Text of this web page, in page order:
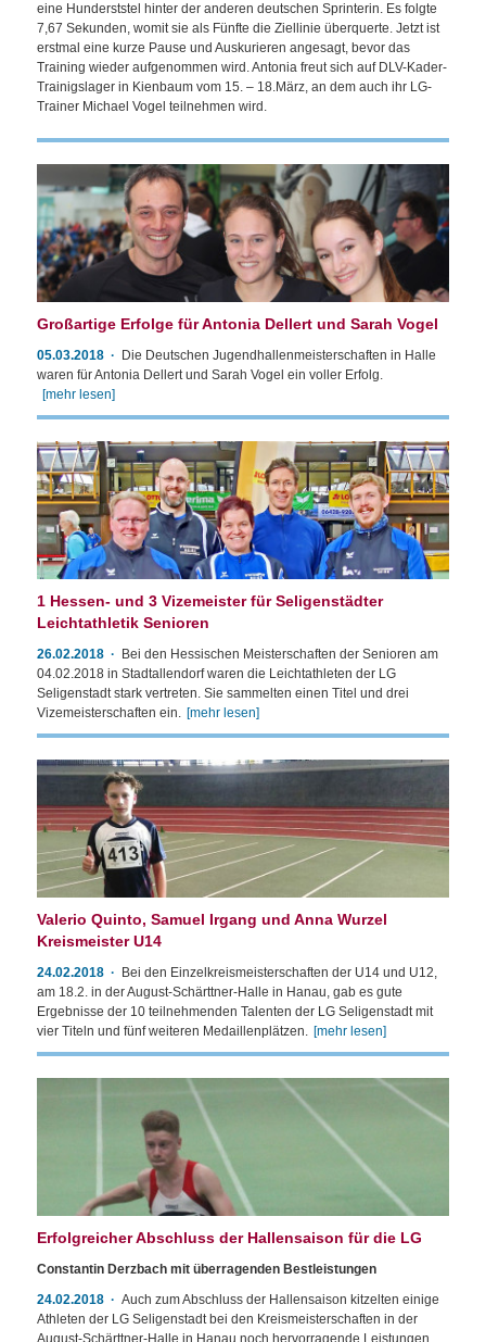
eine Hunderststel hinter der anderen deutschen Sprinterin. Es folgte
7,67 Sekunden, womit sie als Fünfte die Ziellinie überquerte. Jetzt ist
erstmal eine kurze Pause und Auskurieren angesagt, bevor das
Training wieder aufgenommen wird. Antonia freut sich auf DLV-Kader-
Trainigslager in Kienbaum vom 15. – 18.März, an dem auch ihr LG-
Trainer Michael Vogel teilnehmen wird.
Großartige Erfolge für Antonia Dellert und Sarah Vogel
05.03.2018
Die Deutschen Jugendhallenmeisterschaften in Halle
waren für Antonia Dellert und Sarah Vogel ein voller Erfolg.
[mehr lesen]
1 Hessen- und 3 Vizemeister für Seligenstädter
Leichtathletik Senioren
26.02.2018
Bei den Hessischen Meisterschaften der Senioren am
04.02.2018 in Stadtallendorf waren die Leichtathleten der LG
Seligenstadt stark vertreten. Sie sammelten einen Titel und drei
Vizemeisterschaften ein. [mehr lesen]
Valerio Quinto, Samuel Irgang und Anna Wurzel
Kreismeister U14
24.02.2018
Bei den Einzelkreismeisterschaften der U14 und U12,
am 18.2. in der August-Schärttner-Halle in Hanau, gab es gute
Ergebnisse der 10 teilnehmenden Talenten der LG Seligenstadt mit
vier Titeln und fünf weiteren Medaillenplätzen. [mehr lesen]
Erfolgreicher Abschluss der Hallensaison für die LG
Constantin Derzbach mit überragenden Bestleistungen
24.02.2018
Auch zum Abschluss der Hallensaison kitzelten einige
Athleten der LG Seligenstadt bei den Kreismeisterschaften in der
August-Schärttner-Halle in Hanau noch hervorragende Leistungen